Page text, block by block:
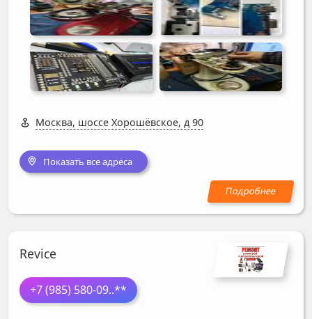
Москва, шоссе Хорошёвское, д 90
Показать все адреса
Revice
+7 (985) 580-09..**